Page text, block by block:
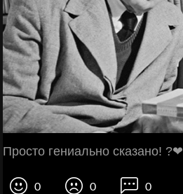
Просто гениально сказано! ?❤
0 0 0